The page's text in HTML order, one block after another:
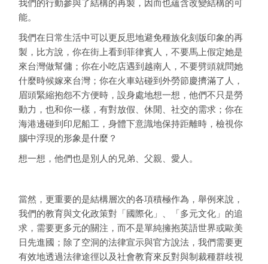
我們的行動參與了結構的再製，因而也蘊含改變結構的可
能。
我們在日常生活中可以更反思地避免種族化刻版印象的再
製，比方說，你在街上看到菲律賓人，不要馬上假定她是
來台灣做幫傭；你在小吃店遇到越南人，不要劈頭就問她
什麼時候嫁來台灣；你在火車站碰到外勞節慶擠滿了人，
眉頭緊縮抱怨不方便時，設身處地想一想，他們不只是勞
動力，也和你一樣，有對放假、休閒、社交的需求；你在
海港邊碰到印尼船工，身體下意識地保持距離時，檢視你
腦中浮現的形象是什麼？
想一想，他們也是別人的兄弟、父親、愛人。
當然，更重要的是結構層次的各項積極作為，舉例來說，
我們的教育與文化政策對「國際化」、「多元文化」的追
求，需要更多元的關注，而不是單純擁抱英語世界或歐美
日先進國；除了空洞的法律宣示與官方說法，我們需要更
有效地透過法律途徑以及社會教育來反對與制裁種群歧視